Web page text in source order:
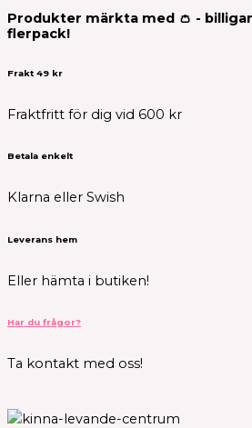
Produkter märkta med 👛 -
flerpack!
Frakt 49 kr
Fraktfritt för dig vid 600 kr
Betala enkelt
Klarna eller Swish
Leverans hem
Eller hämta i butiken!
Har du frågor?
Ta kontakt med oss!